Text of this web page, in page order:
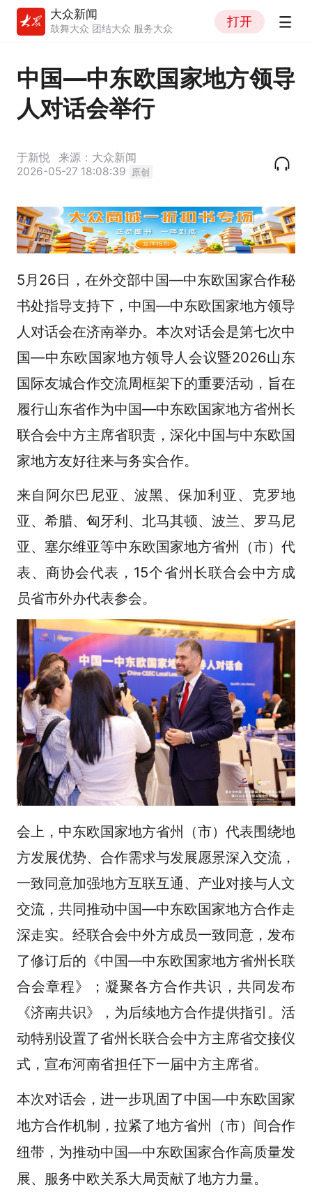
大众新闻
鼓舞大众 团结大众 服务大众
打开
中国—中东欧国家地方领导
人对话会举行
于新悦
来源：大众新闻
2026-05-27 18:08:39
原创
5月26日，在外交部中国—中东欧国家合作秘
书处指导支持下，中国—中东欧国家地方领导
人对话会在济南举办。本次对话会是第七次中
国—中东欧国家地方领导人会议暨2026山东
国际友城合作交流周框架下的重要活动，旨在
履行山东省作为中国—中东欧国家地方省州长
联合会中方主席省职责，深化中国与中东欧国
家地方友好往来与务实合作。
来自阿尔巴尼亚、波黑、保加利亚、克罗地
亚、希腊、匈牙利、北马其顿、波兰、罗马尼
亚、塞尔维亚等中东欧国家地方省州（市）代
表、商协会代表，15个省州长联合会中方成
员省市外办代表参会。
会上，中东欧国家地方省州（市）代表围绕地
方发展优势、合作需求与发展愿景深入交流，
一致同意加强地方互联互通、产业对接与人文
交流，共同推动中国—中东欧国家地方合作走
深走实。经联合会中外方成员一致同意，发布
了修订后的《中国—中东欧国家地方省州长联
合会章程》；凝聚各方合作共识，共同发布
《济南共识》，为后续地方合作提供指引。活
动特别设置了省州长联合会中方主席省交接仪
式，宣布河南省担任下一届中方主席省。
本次对话会，进一步巩固了中国—中东欧国家
地方合作机制，拉紧了地方省州（市）间合作
纽带，为推动中国—中东欧国家合作高质量发
展、服务中欧关系大局贡献了地方力量。